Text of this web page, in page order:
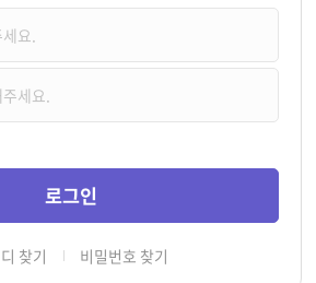
찾기 비밀번호 찾기